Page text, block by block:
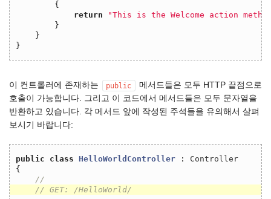
{
return
"This is the Welcome action
}
}
}
이 컨트롤러에 존재하는 public
메서드들은 모두 HTTP 끝점으로
호출이 가능합니다. 그리고 이 코드에서 메서드들은 모두 문자열을
반환하고 있습니다. 각 메서드 앞에 작성된 주석들을 유의해서 살펴
보시기 바랍니다:
public class HelloWorldController :
Controller
{
//
// GET: /HelloWorld/